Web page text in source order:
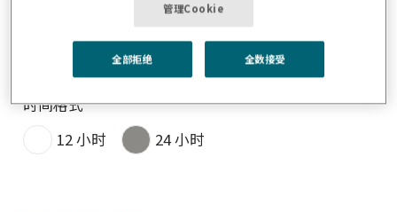
时间格式*
12 小时 24 小时
管理Cookie
全部拒绝 全数接受